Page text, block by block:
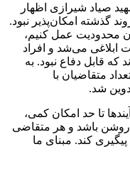
صیاد شیرازی اظهار
گذشته امکان‌پذیر نبود.
محدودیت عمل کنیم،
ابلاغی می‌شد و افراد
که قابل دفاع نبود. به
متقاضیان با
شد.
تا حد امکان کمی،
روشن باشد و هر متقاضی
کند. مبنای ما